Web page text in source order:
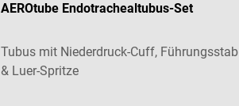
AEROtube Endotrachealtubus-Set
Tubus mit Niederdruck-Cuff, Führungsstab
& Luer-Spritze